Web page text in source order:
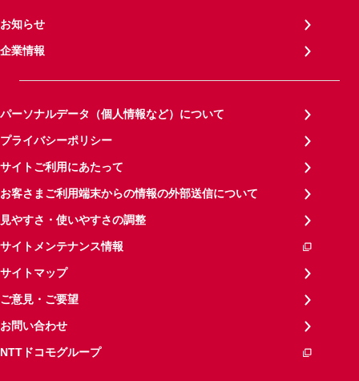
お知らせ
企業情報
パーソナルデータ（個人情報など）について
プライバシーポリシー
サイトご利用にあたって
お客さまご利用端末からの情報の外部送信について
見やすさ・使いやすさの調整
サイトメンテナンス情報
サイトマップ
ご意見・ご要望
お問い合わせ
NTTドコモグループ